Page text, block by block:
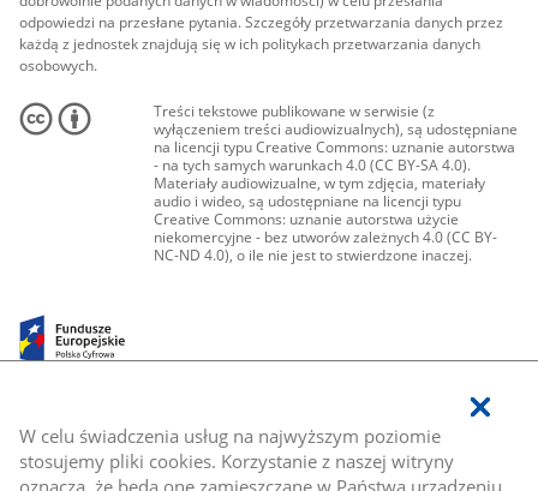
W celu świadczenia usług na najwyższym poziomie
stosujemy pliki cookies. Korzystanie z naszej witryny
oznacza, że będą one zamieszczane w Państwa urządzeniu.
odpowiedzi na przesłane pytania. Szczegóły przetwarzania danych przez
każdą z jednostek znajdują się w ich politykach przetwarzania danych
osobowych.
Treści tekstowe publikowane w serwisie (z
wyłączeniem treści audiowizualnych), są udostępniane
na licencji typu Creative Commons: uznanie autorstwa
- na tych samych warunkach 4.0 (CC BY-SA 4.0).
Materiały audiowizualne, w tym zdjęcia, materiały
audio i wideo, są udostępniane na licencji typu
Creative Commons: uznanie autorstwa użycie
niekomercyjne - bez utworów zależnych 4.0 (CC BY-
NC-ND 4.0), o ile nie jest to stwierdzone inaczej.